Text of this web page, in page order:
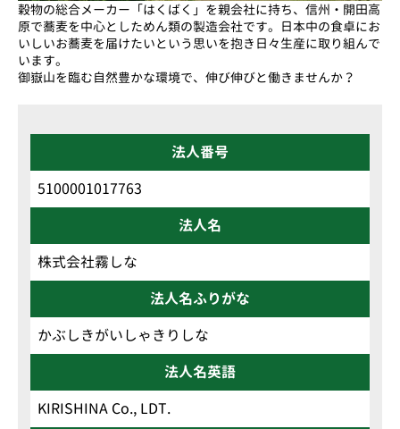
穀物の総合メーカー「はくばく」を親会社に持ち、信州・開田高
原で蕎麦を中心としためん類の製造会社です。日本中の食卓にお
いしいお蕎麦を届けたいという思いを抱き日々生産に取り組んで
います。
御嶽山を臨む自然豊かな環境で、伸び伸びと働きませんか？
法人番号
5100001017763
法人名
株式会社霧しな
法人名ふりがな
かぶしきがいしゃきりしな
法人名英語
KIRISHINA Co., LDT.